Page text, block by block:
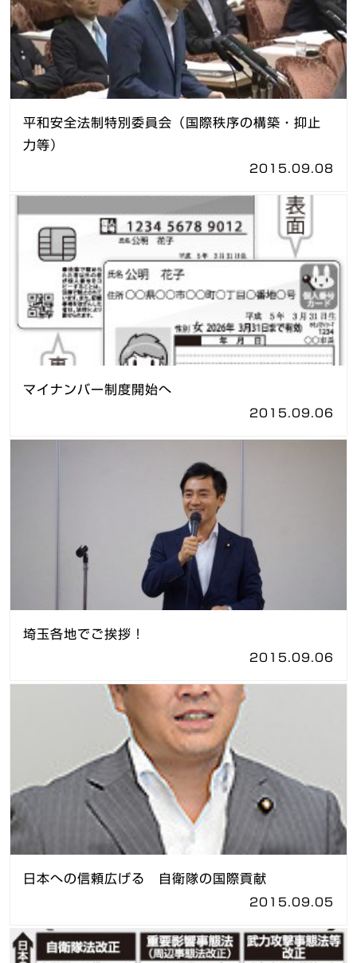
平和安全法制特別委員会（国際秩序の構築・抑止
力等）
2015.09.08
マイナンバー制度開始へ
2015.09.06
埼玉各地でご挨拶！
2015.09.06
日本への信頼広げる 自衛隊の国際貢献
2015.09.05